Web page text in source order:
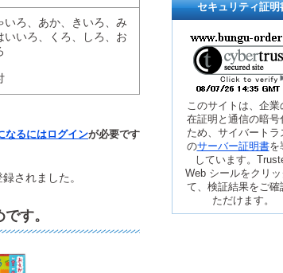
ろ、あか、きいろ、み
いろ、くろ、しろ、お
なるにはログインが必要です
されました。
す。
セキュリティ証明
このサイトは、企業
在証明と通信の暗号
ため、サイバートラ
のサーバー証明書を
しています。
Web シールをクリッ
て、検証結果をご確
ただけます。